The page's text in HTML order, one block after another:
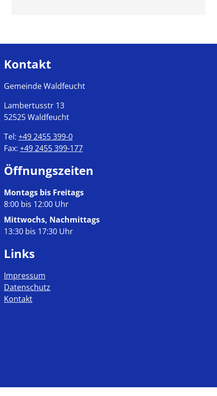
Kontakt
Gemeinde Waldfeucht
Lambertusstr 13
52525Waldfeucht
Tel: +49 2455 399-0
Fax: +49 2455 399-177
Öffnungszeiten
Montags bis Freitags
8:00 bis 12:00 Uhr
Mittwochs, Nachmittags
13:30 bis 17:30 Uhr
Links
Impressum
Datenschutz
Kontakt